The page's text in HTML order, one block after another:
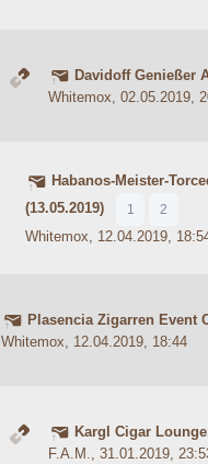
Davidoff Genießer
Whitemox, 02.05.2019,
2 Bewertung(en) - 3 von
12345
Habanos-Meister-
(13.05.2019)
1 2
Whitemox , 12.04.2019,
0 Bewertung(en) - 0 von 5
2
Plasencia Zigarren Event
Whitemox, 12.04.2019, 18:44
0 Bewertung(en) - 0 von 5
1 23 45
Kargl Cigar
F.A.M., 31.01.2019,
1 Bewertung(en) - 4 von
12345